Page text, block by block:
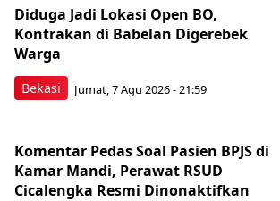
Bekasi
Diduga Jadi Lokasi Open BO,
Kontrakan di Babelan Digerebek
Warga
Jumat, 7 Agu 2026 - 21:59
Komentar Pedas Soal Pasien BPJS di
Kamar Mandi, Perawat RSUD
Cicalengka Resmi Dinonaktifkan